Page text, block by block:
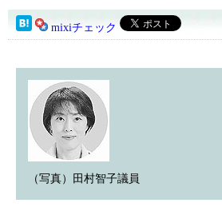
mixiチェック
（写真）田村智子議員